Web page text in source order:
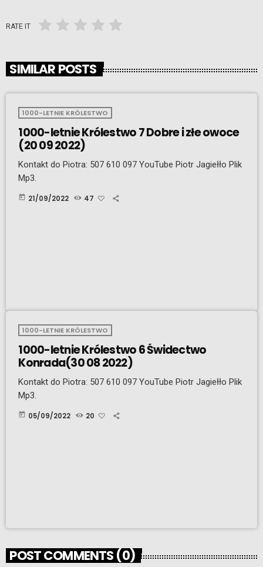
RATE IT
SIMILAR POSTS
1000-LETNIE KRÓLESTWO
1000-letnie Królestwo 7 Dobre i złe owoce
(20 09 2022)
Kontakt do Piotra: 507 610 097 YouTube Piotr Jagiełło Plik
Mp3.
today 21/09/2022 47
1000-LETNIE KRÓLESTWO
1000-letnie Królestwo 6 Świdectwo
Konrada(30 08 2022)
Kontakt do Piotra: 507 610 097 YouTube Piotr Jagiełło Plik
Mp3.
today 05/09/2022 20
POST COMMENTS (0)